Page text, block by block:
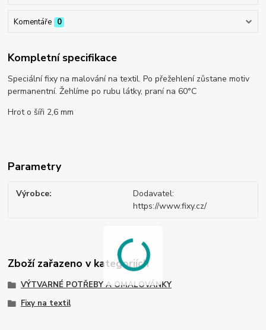
Komentáře 0
Kompletní specifikace
Speciální fixy na malování na textil. Po přežehlení zůstane motiv
permanentní. Žehlíme po rubu látky, praní na 60°C
Hrot o šíři 2,6 mm
Parametry
Výrobce
Dodavatel:
https://www.fixy.cz/
Zboží zařazeno v kategoriích
VÝTVARNÉ POTŘEBY A OMALOVÁNKY
Fixy na textil